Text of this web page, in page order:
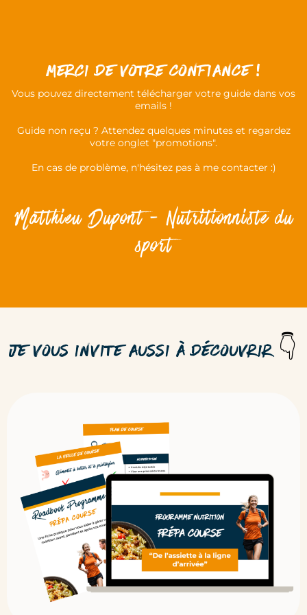
MERCI DE votre CONFIANCE !
Vous pouvez directement télécharger votre guide dans vos
emails !
Guide non reçu ? Attendez quelques minutes et regardez
votre onglet "promotions".
En cas de problème, n'hésitez pas à me contacter :)
Matthieu Dupont - Nutritionniste du
sport
Je vous invite aussi à découvrir 👇